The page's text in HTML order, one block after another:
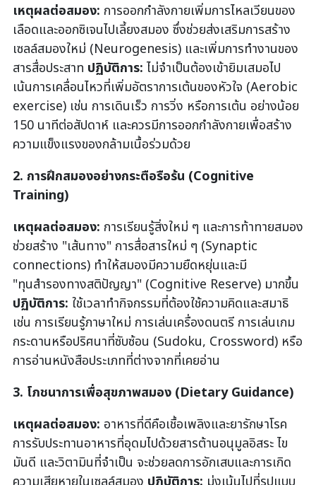
เหตุผลต่อสมอง: การออกกำลังกายเพิ่มการไหลเวียนของ
เลือดและออกซิเจนไปเลี้ยงสมอง ซึ่งช่วยส่งเสริมการสร้าง
เซลล์สมองใหม่ (Neurogenesis) และเพิ่มการทำงานของ
สารสื่อประสาท ปฏิบัติการ: ไม่จำเป็นต้องเข้ายิมเสมอไป
เน้นการเคลื่อนไหวที่เพิ่มอัตราการเต้นของหัวใจ (Aerobic
exercise) เช่น การเดินเร็ว การวิ่ง หรือการเต้น อย่างน้อย
150 นาทีต่อสัปดาห์ และควรมีการออกกำลังกายเพื่อสร้าง
ความแข็งแรงของกล้ามเนื้อร่วมด้วย
2. การฝึกสมองอย่างกระตือรือร้น (Cognitive
Training)
เหตุผลต่อสมอง: การเรียนรู้สิ่งใหม่ ๆ และการท้าทายสมอง
ช่วยสร้าง "เส้นทาง" การสื่อสารใหม่ ๆ (Synaptic
connections) ทำให้สมองมีความยืดหยุ่นและมี
"ทุนสำรองทางสติปัญญา" (Cognitive Reserve) มากขึ้น
ปฏิบัติการ: ใช้เวลาทำกิจกรรมที่ต้องใช้ความคิดและสมาธิ
เช่น การเรียนรู้ภาษาใหม่ การเล่นเครื่องดนตรี การเล่นเกม
กระดานหรือปริศนาที่ซับซ้อน (Sudoku, Crossword) หรือ
การอ่านหนังสือประเภทที่ต่างจากที่เคยอ่าน
3. โภชนาการเพื่อสุขภาพสมอง (Dietary Guidance)
เหตุผลต่อสมอง: อาหารที่ดีคือเชื้อเพลิงและยารักษาโรค
การรับประทานอาหารที่อุดมไปด้วยสารต้านอนุมูลอิสระ ไข
มันดี และวิตามินที่จำเป็น จะช่วยลดการอักเสบและการเกิด